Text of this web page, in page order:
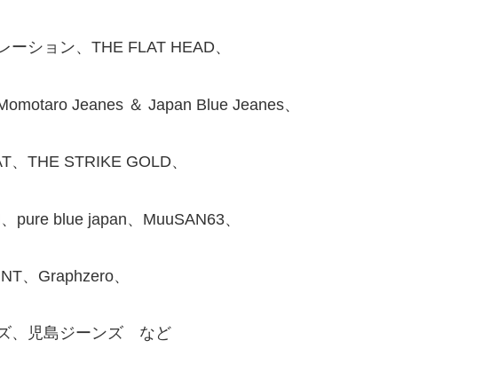
ーション、THE FLAT HEAD、
Jeanes ＆ Japan Blue Jeanes、
、THE STRIKE GOLD、
pure blue japan、MuuSAN63、
、Graphzero、
、児島ジーンズ など